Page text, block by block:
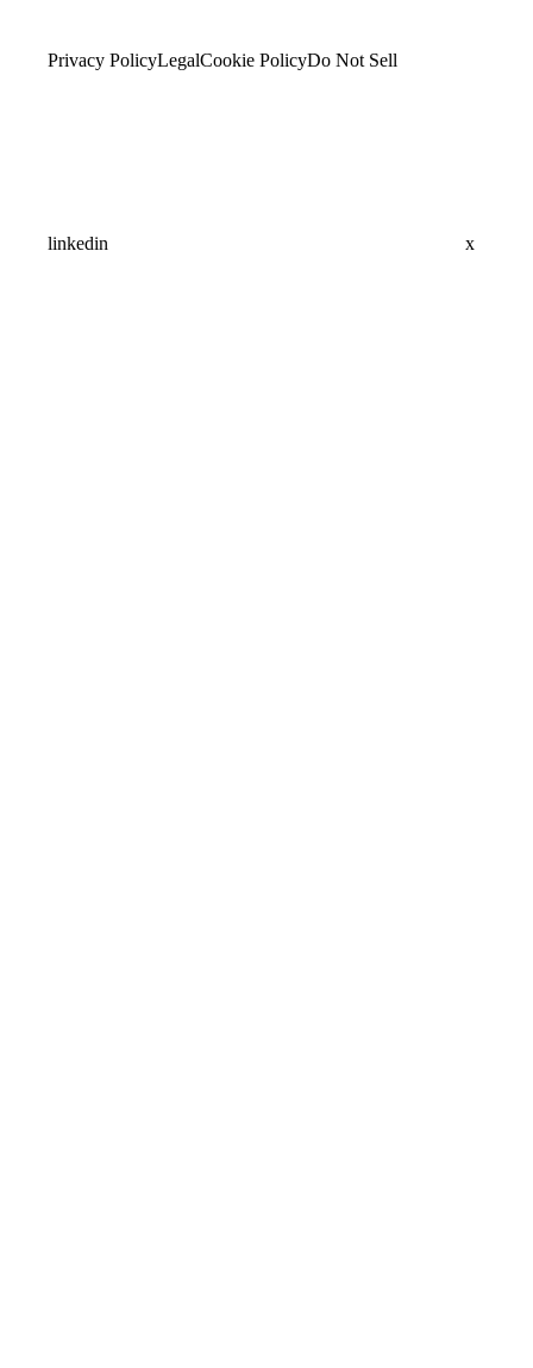
Privacy PolicyLegalCookie PolicyDo Not Sell
linkedin x